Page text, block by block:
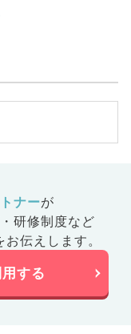
ナーが
研修制度など
伝えします。
する